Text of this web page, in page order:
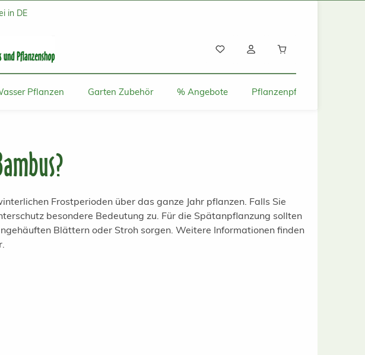
in DE
Pflanzen Garten Zubehör % Angebote Pflanzenpflege und Tipps
Frostperioden über das ganze Jahr pflanzen. Falls Sie
besondere Bedeutung zu. Für die Spätanpflanzung sollten
Blättern oder Stroh sorgen. Weitere Informationen finden